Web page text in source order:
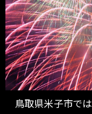
鳥取県米子市で